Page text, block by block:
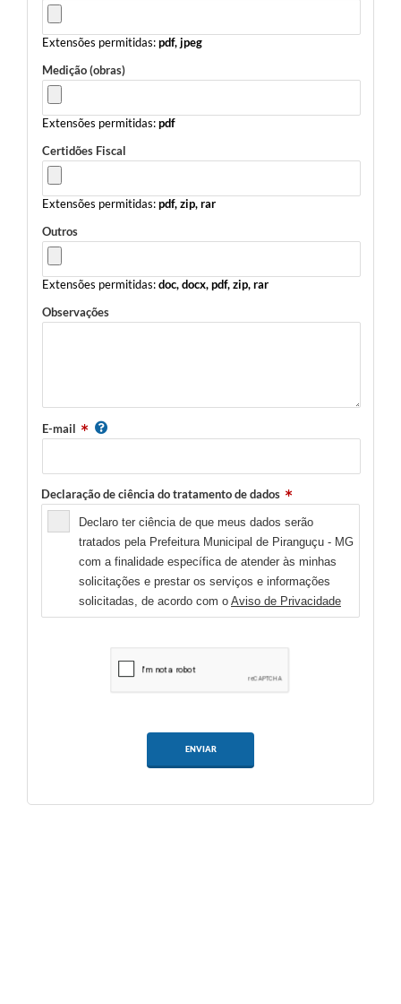
Extensões permitidas:pdf, jpeg
Medição (obras)
Extensões permitidas:pdf
Certidões Fiscal
Extensões permitidas:pdf, zip, rar
Outros
Extensões permitidas:doc, docx, pdf, zip, rar
Observações
E-mail
Declaração de ciência do tratamento de dados
Declaro ter ciência de que meus dados serão
tratados pela Prefeitura Municipal de Piranguçu - MG
com a finalidade específica de atender às minhas
solicitações e prestar os serviços e informações
solicitadas, de acordo com o Aviso de Privacidade
ENVIAR